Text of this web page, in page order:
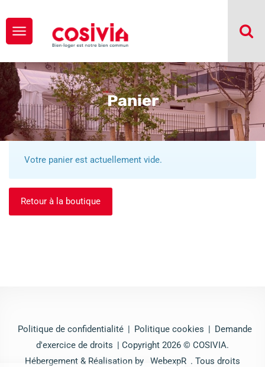
Panier
Votre panier est actuellement vide.
Retour à la boutique
Politique de confidentialité | Politique cookies | Demande
d'exercice de droits | Copyright 2026 © COSIVIA.
Hébergement & Réalisation by
WebexpR . Tous droits